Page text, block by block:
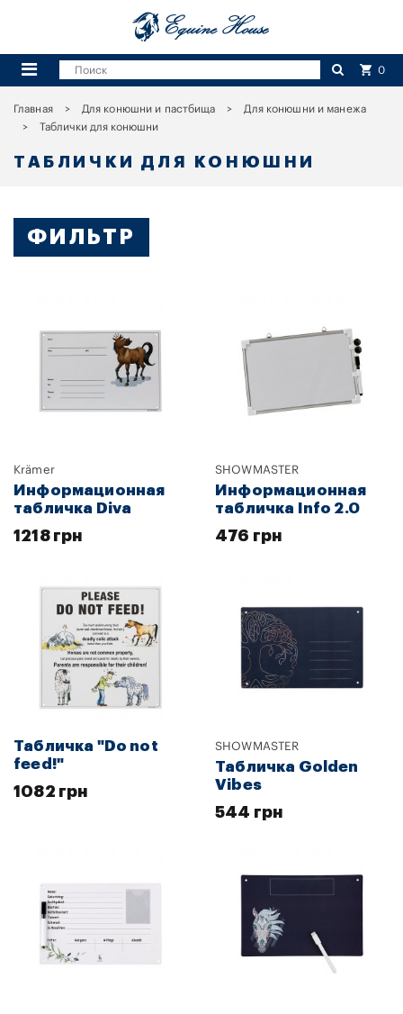
0
Главная Для конюшни и пастбища
Для конюшни и манежа
Таблички для конюшни
ТАБЛИЧКИ ДЛЯ КОНЮШНИ
ФИЛЬТР
Krämer
Информационная
табличка Diva
1218 грн
SHOWMASTER
Информационная
табличка Info 2.0
476 грн
Табличка "Do not
feed!"
1082 грн
SHOWMASTER
Табличка Golden
Vibes
544 грн